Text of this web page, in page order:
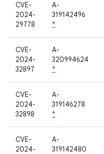
CVE-
2024-
29778
A-
319142496
*
CVE-
2024-
32897
A-
320994624
*
CVE-
2024-
32898
A-
319146278
*
CVE-
2024-
A-
319142480